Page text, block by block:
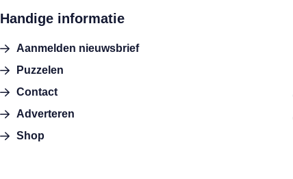
Handige informatie
Aanmelden nieuwsbrief
Puzzelen
Contact
Adverteren
Shop